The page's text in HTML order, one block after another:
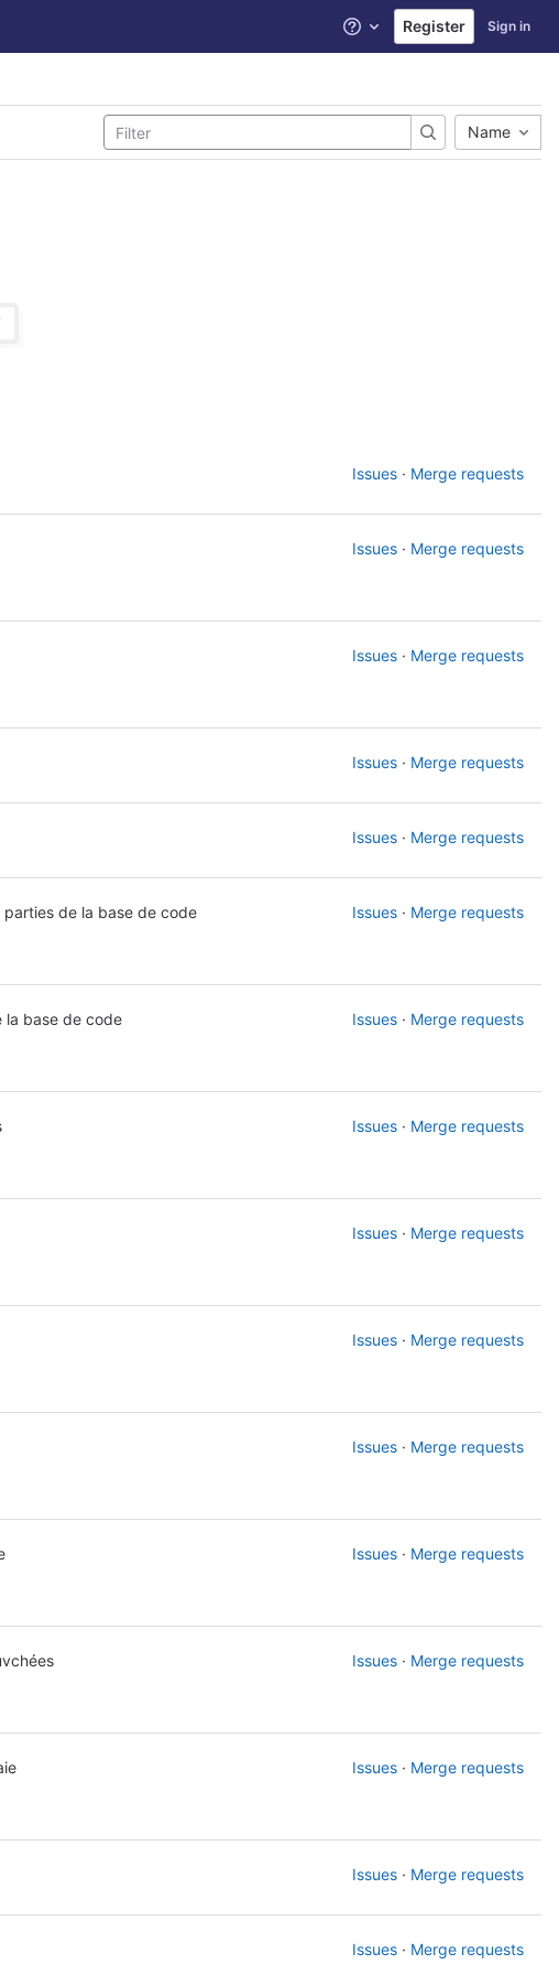
Help Register Sign in
Name
Issues · Merge requests
Issues · Merge requests
Issues · Merge requests
Issues · Merge requests
Issues · Merge requests
de la base de code Issues · Merge requests
la base de code Issues · Merge requests
Issues · Merge requests
Issues · Merge requests
Issues · Merge requests
Issues · Merge requests
Issues · Merge requests
Issues · Merge requests
Issues · Merge requests
Issues · Merge requests
Issues · Merge requests